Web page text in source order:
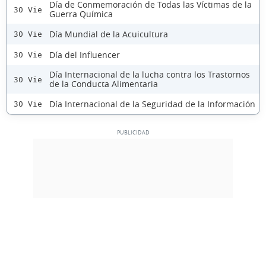
30 Vie
Día de Conmemoración de Todas las Víctimas de la
Guerra Química
30 Vie Día Mundial de la Acuicultura
30 Vie Día del Influencer
30 Vie
Día Internacional de la lucha contra los Trastornos
de la Conducta Alimentaria
30 Vie Día Internacional de la Seguridad de la Información